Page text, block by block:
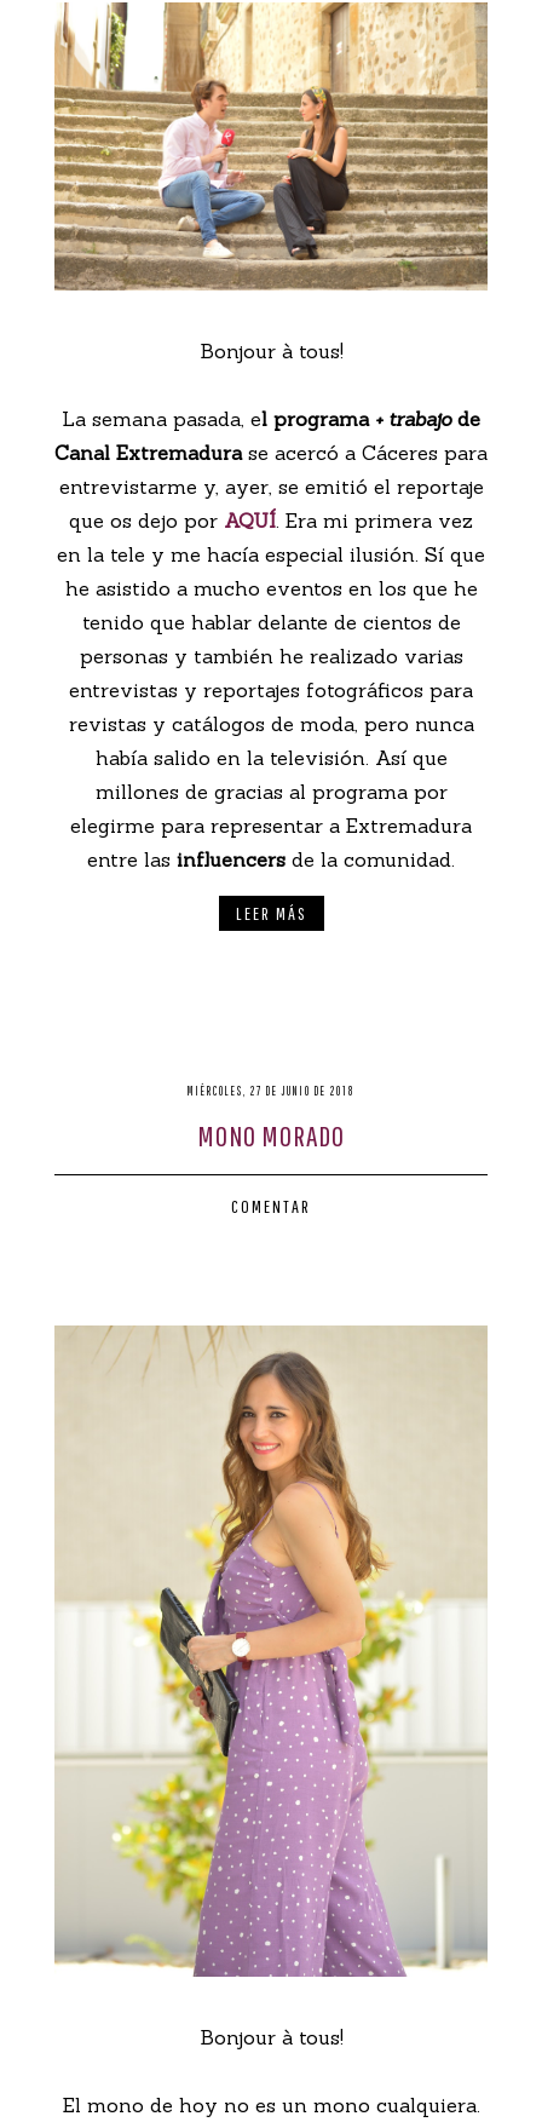
Bonjour à tous!
La semana pasada, el programa+ trabajode
Canal Extremadura se acercó a Cáceres para
entrevistarme y, ayer, se emitió el reportaje
que os dejo por AQUÍ . Era mi primera vez
en la tele y me hacía especial ilusión. Sí que
he asistido a mucho eventos en los que he
tenido que hablar delante de cientos de
personas y también he realizado varias
entrevistas y reportajes fotográficos para
revistas y catálogos de moda, pero nunca
había salido en la televisión. Así que
millones de gracias al programa por
elegirme para representar a Extremadura
entre las influencers de la comunidad.
LEER MÁS
MIÉRCOLES, 27 DE JUNIO DE 2018
MONO MORADO
COMENTAR
Bonjour à tous!
El mono de hoy no es un mono cualquiera.